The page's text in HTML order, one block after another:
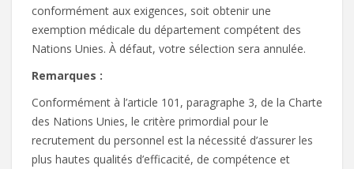
conformément aux exigences, soit obtenir une
exemption médicale du département compétent des
Nations Unies. À défaut, votre sélection sera annulée.
Remarques :
Conformément à l’article 101, paragraphe 3, de la Charte
des Nations Unies, le critère primordial pour le
recrutement du personnel est la nécessité d’assurer les
plus hautes qualités d’efficacité, de compétence et